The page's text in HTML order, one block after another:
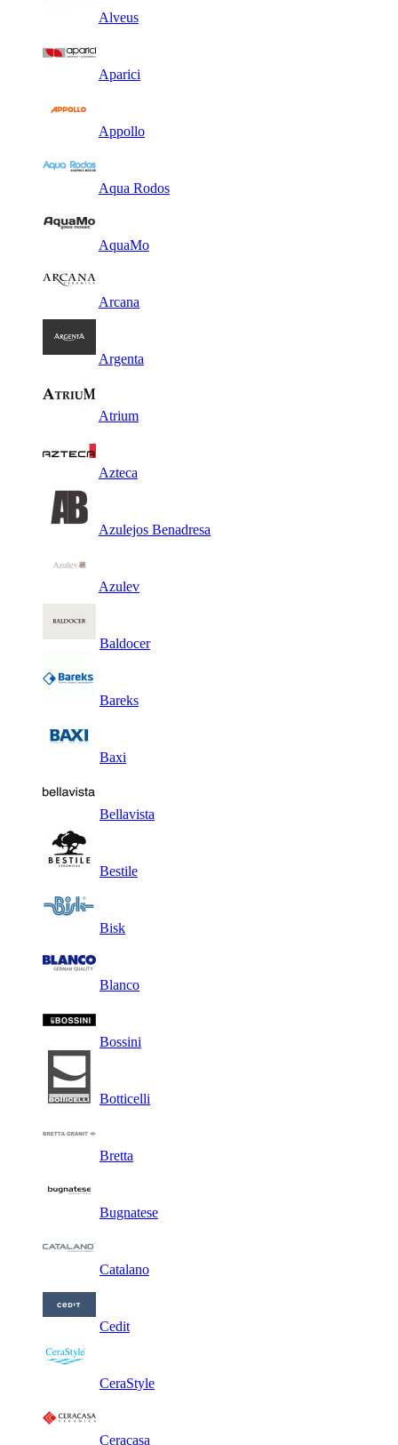
Alveus
Aparici
Appollo
Aqua Rodos
AquaMo
Arcana
Argenta
Atrium
Azteca
Azulejos Benadresa
Azulev
Baldocer
Bareks
Baxi
Bellavista
Bestile
Bisk
Blanco
Bossini
Botticelli
Bretta
Bugnatese
Catalano
Cedit
CeraStyle
Ceracasa